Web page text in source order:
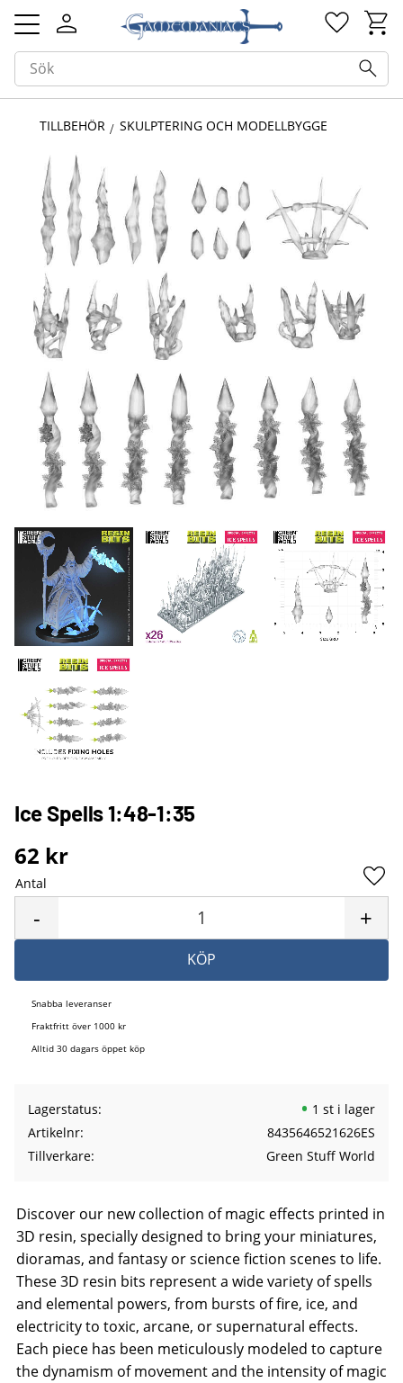
Meny
TILLBEHÖR SKULPTERING OCH MODELLBYGGE
Ice Spells 1:48-1:35
62 kr
Antal
+
-
KÖP
Snabba leveranser
Fraktfritt över 1000 kr
Alltid 30 dagars öppet köp
Lagerstatus
1 st i lager
Artikelnr
8435646521626ES
Tillverkare
Green Stuff World
Discover our new collection of magic effects printed in
3D resin, specially designed to bring your miniatures,
dioramas, and fantasy or science fiction scenes to life.
These 3D resin bits represent a wide variety of spells
and elemental powers, from bursts of fire, ice, and
electricity to toxic, arcane, or supernatural effects.
Each piece has been meticulously modeled to capture
the dynamism of movement and the intensity of magic